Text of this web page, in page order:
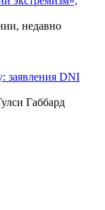
недавно
заявления DNI
Габбард